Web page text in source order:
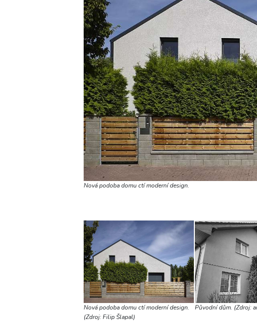
Nová podoba domu ctí moderní design.
Nová podoba domu ctí moderní design.
(Zdroj: Filip Šlapal)
Původní dům. (Zdroj: